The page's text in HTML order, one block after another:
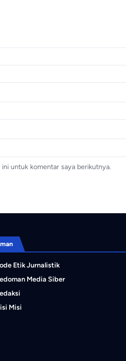
untuk komentar saya berikutnya.
Etik Jurnalistik
Media Siber
Misi